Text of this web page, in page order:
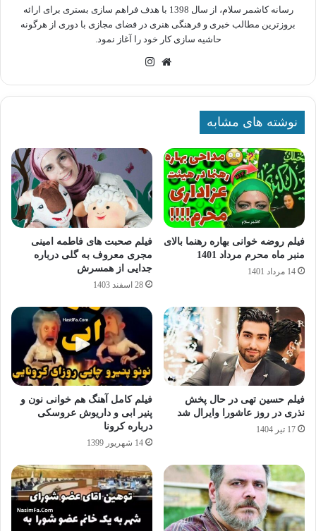
رسانه کاشمر سلام، از سال 1398 با هدف فراهم سازی بستری برای ارائه
بروزترین مطالب خبری و فرهنگی هنری در فضای مجازی با دوری از هرگونه
حاشیه سازی کار خود را آغاز نمود.
وبسایت
نوشته های مشابه
فیلم روضه خوانی بهاره رهنما بالای
منبر ماه محرم مرداد 1401
14 مرداد 1401
فیلم صحبت های فاطمه امینی
مجری معروف به گلی درباره
جدایی از همسرش
28 اسفند 1403
فیلم حسین تهی در حال پخش
نذری در روز عاشورا وایرال شد
17 تیر 1404
فیلم کامل آهنگ هم خوانی نون و
پنیر ابی و داریوش عروسکی
درباره کرونا
14 شهریور 1399